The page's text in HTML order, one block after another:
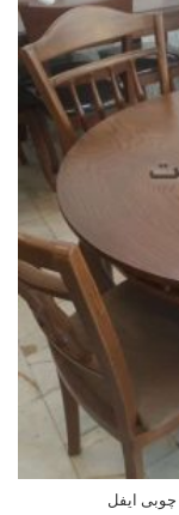
چوبی ایفل